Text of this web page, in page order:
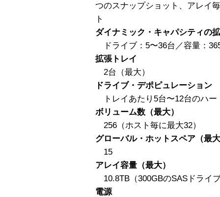
つのスナップショット、アレイ
ト
ダイナミック・キャパシティの
ドライブ：5〜36台／容量：
拡張トレイ
2台（最大）
ドライブ・デポピュレーション
トレイあたり5台〜12台のハー
ボリューム数（最大）
256（ホスト毎に最大32）
グローバル・ホットスペア（最
15
アレイ容量（最大）
10.8TB（300GBのSASドライ
電源